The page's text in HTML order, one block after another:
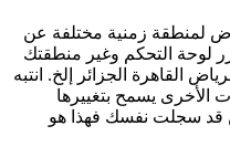
لمنطقة زمنية مختلفة عن
زر لوحة التحكم وغير منطقتك
القاهرة الجزائر إلخ. انتبه
الأخرى يسمح بتغييرها
قد سجلت نفسك فهذا هو